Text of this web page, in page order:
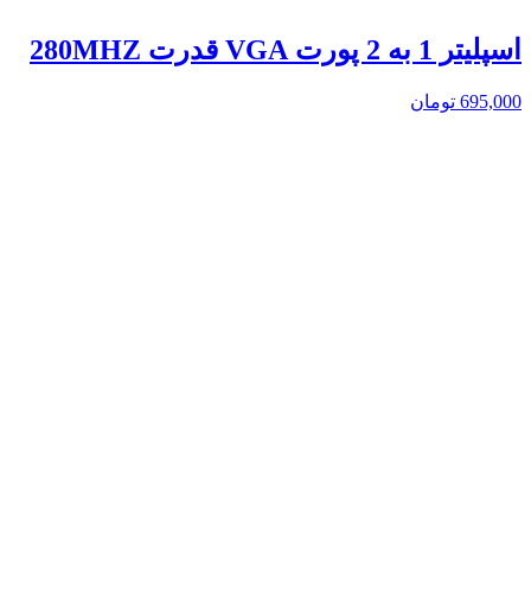
اسپلیتر 1 به 2 پورت VGA قدرت 280MHZ
695,000 تومان